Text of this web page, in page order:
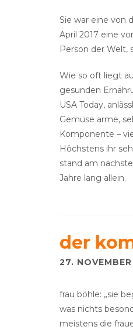
Sie war eine von
April 2017 eine
Person der Welt,
Wie so oft liegt
gesunden
USA Today,
Gemüse arme,
Komponente –
Höchstens ihr
stand am
Jahre lang allein.
der
27.
frau böhle: „sie
was nichts
meistens die